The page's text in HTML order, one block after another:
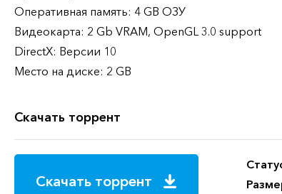
Оперативная память: 4 GB ОЗУ
Видеокарта: 2 Gb VRAM, OpenGL 3.0 support
DirectX: Версии 10
Место на диске: 2 GB
Скачать торрент
Скачать торрент